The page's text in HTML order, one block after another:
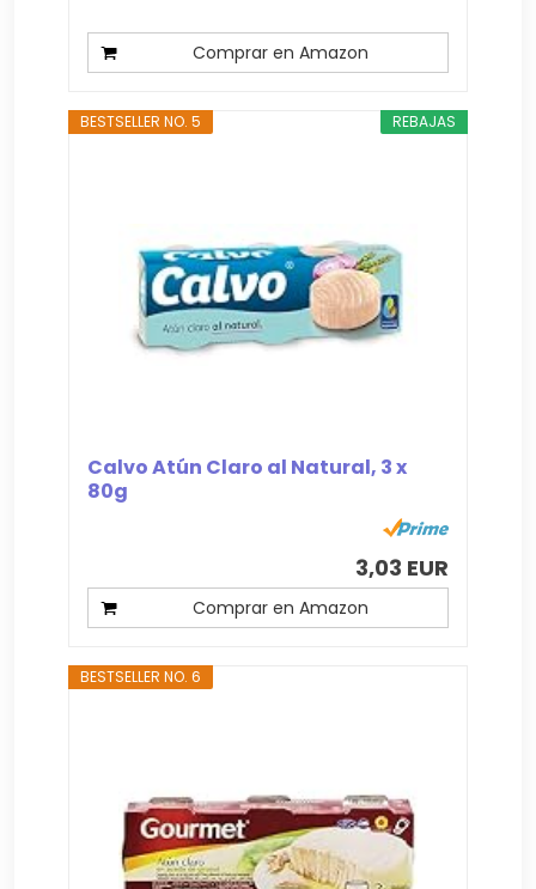
Comprar en Amazon
REBAJAS
BESTSELLER NO. 5
Calvo Atún Claro al Natural, 3 x
80g
3,03 EUR
Comprar en Amazon
BESTSELLER NO. 6